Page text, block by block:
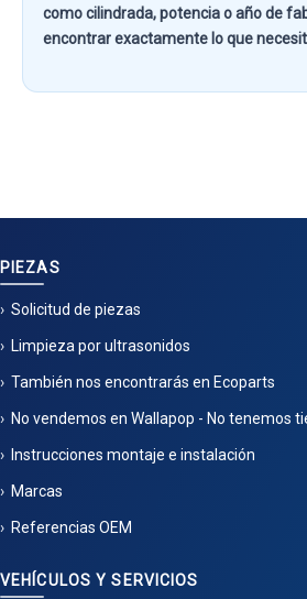
comocilindrada, potencia o año de
encontrar exactamente lo que
PIEZAS
Solicitud de piezas
Limpieza por ultrasonidos
También nos encontrarás en Ecoparts
No vendemos en Wallapop - No tenemos
Instrucciones montaje e instalación
Marcas
Referencias OEM
VEHÍCULOS Y SERVICIOS